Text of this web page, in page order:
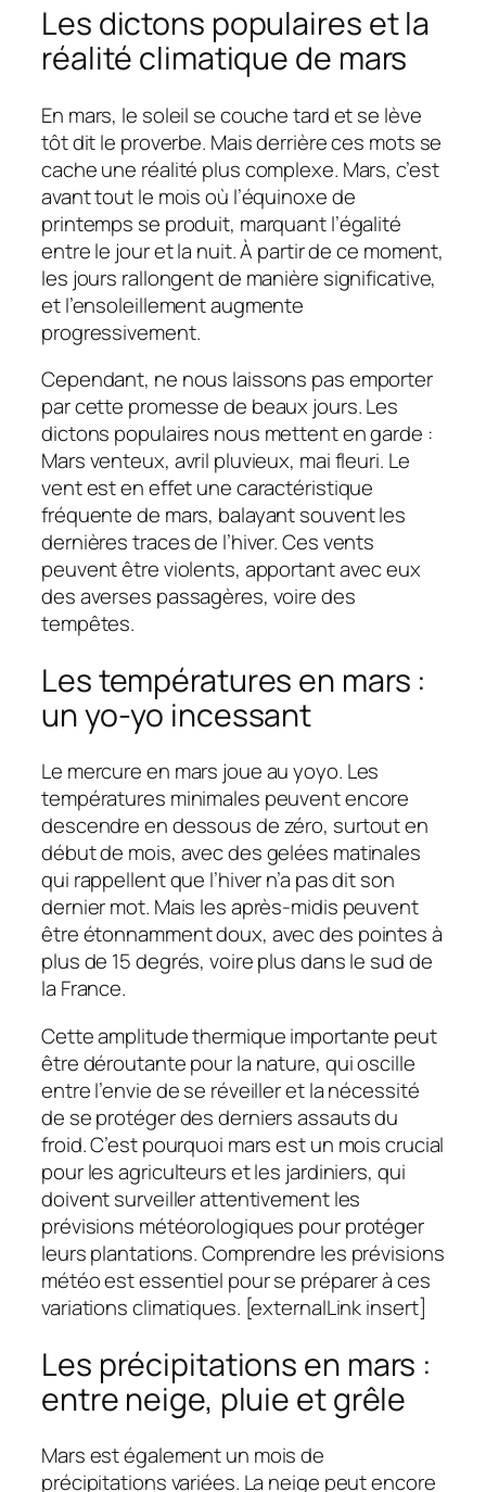
Les dictons populaires et la
réalité climatique de mars
En mars, le soleil se couche tard et se lève
tôt dit le proverbe. Mais derrière ces mots se
cache une réalité plus complexe. Mars, c’est
avant tout le mois où l’équinoxe de
printemps se produit, marquant l’égalité
entre le jour et la nuit. À partir de ce moment,
les jours rallongent de manière significative,
et l’ensoleillement augmente
progressivement.
Cependant, ne nous laissons pas emporter
par cette promesse de beaux jours. Les
dictons populaires nous mettent en garde :
Mars venteux, avril pluvieux, mai fleuri. Le
vent est en effet une caractéristique
fréquente de mars, balayant souvent les
dernières traces de l’hiver. Ces vents
peuvent être violents, apportant avec eux
des averses passagères, voire des
tempêtes.
Les températures en mars :
un yo-yo incessant
Le mercure en mars joue au yoyo. Les
températures minimales peuvent encore
descendre en dessous de zéro, surtout en
début de mois, avec des gelées matinales
qui rappellent que l’hiver n’a pas dit son
dernier mot. Mais les après-midis peuvent
être étonnamment doux, avec des pointes à
plus de 15 degrés, voire plus dans le sud de
la France.
Cette amplitude thermique importante peut
être déroutante pour la nature, qui oscille
entre l’envie de se réveiller et la nécessité
de se protéger des derniers assauts du
froid. C’est pourquoi mars est un mois crucial
pour les agriculteurs et les jardiniers, qui
doivent surveiller attentivement les
prévisions météorologiques pour protéger
leurs plantations. Comprendre les prévisions
météo est essentiel pour se préparer à ces
variations climatiques. [externalLink insert]
Les précipitations en mars :
entre neige, pluie et grêle
Mars est également un mois de
précipitations variées. La neige peut encore